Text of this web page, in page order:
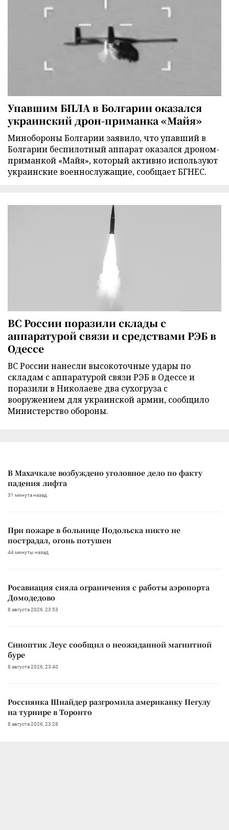
Упавшим БПЛА в Болгарии оказался
украинский дрон-приманка «Майя»
Минобороны Болгарии заявило, что упавший в
Болгарии беспилотный аппарат оказался дроном-
приманкой «Майя», который активно используют
украинские военнослужащие, сообщает БГНЕС.
ВС России поразили склады с
аппаратурой связи и средствами РЭБ в
Одессе
ВС России нанесли высокоточные удары по
складам с аппаратурой связи РЭБ в Одессе и
поразили в Николаеве два сухогруза с
вооружением для украинской армии, сообщило
Министерство обороны.
В Махачкале возбуждено уголовное дело по факту
падения лифта
31 минута назад
При пожаре в больнице Подольска никто не
пострадал, огонь потушен
44 минуты назад
Росавиация сняла ограничения с работы аэропорта
Домодедово
8 августа 2026, 23:53
Синоптик Леус сообщил о неожиданной магнитной
буре
8 августа 2026, 23:40
Россиянка Шнайдер разгромила американку Пегулу
на турнире в Торонто
8 августа 2026, 23:28